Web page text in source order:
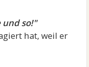
und so!"
hat, weil er